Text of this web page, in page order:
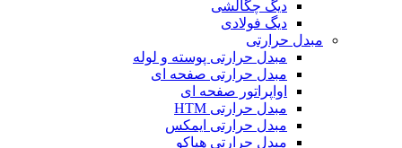
دیگ چگالشی
دیگ فولادی
مبدل حرارتی
مبدل حرارتی پوسته و لوله
مبدل حرارتی صفحه ای
اواپراتور صفحه ای
مبدل حرارتی HTM
مبدل حرارتی ایمکس
مبدل حرارتی هپاکو